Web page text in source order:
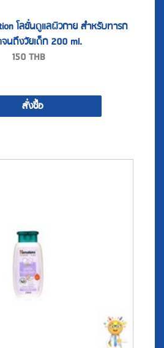
โลชั่นดูแลผิวกาย สำหรับทารก
จนถึงวัยเด็ก 200 ml.
150 THB
สั่งซื้อ